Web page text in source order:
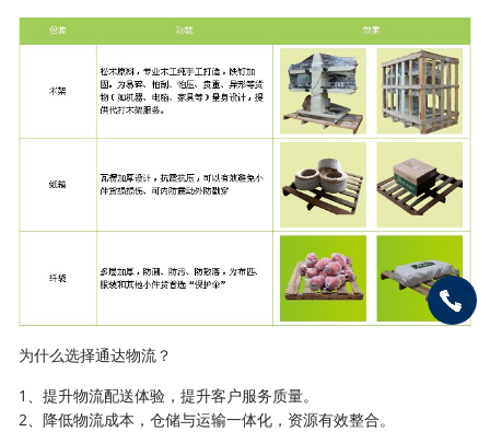
为什么选择通达物流？
1、提升物流配送体验，提升客户服务质量。
2、降低物流成本，仓储与运输一体化，资源有效整合。